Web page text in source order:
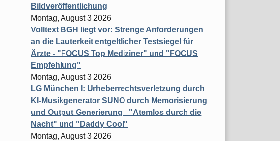
Bildveröffentlichung
Montag, August 3 2026
Volltext BGH liegt vor: Strenge Anforderungen
an die Lauterkeit entgeltlicher Testsiegel für
Ärzte - "FOCUS Top Mediziner" und "FOCUS
Empfehlung"
Montag, August 3 2026
LG München I: Urheberrechtsverletzung durch
KI-Musikgenerator SUNO durch Memorisierung
und Output-Generierung - "Atemlos durch die
Nacht" und "Daddy Cool"
Montag, August 3 2026